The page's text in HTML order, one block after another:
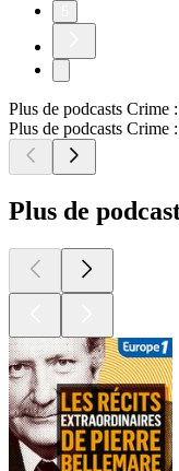
Plus de podcasts Crime
Plus de podcasts Crime
Plus de